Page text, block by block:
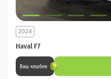
Haval F7
2024
Ваш кешбек